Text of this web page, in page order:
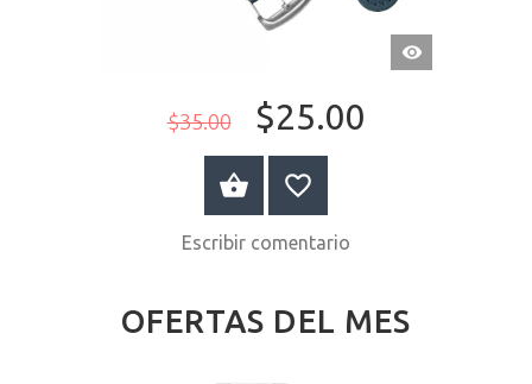
VISTA
RÁPIDA
$35.00 $25.00
A LA CESTA
Escribir comentario
OFERTAS DEL MES